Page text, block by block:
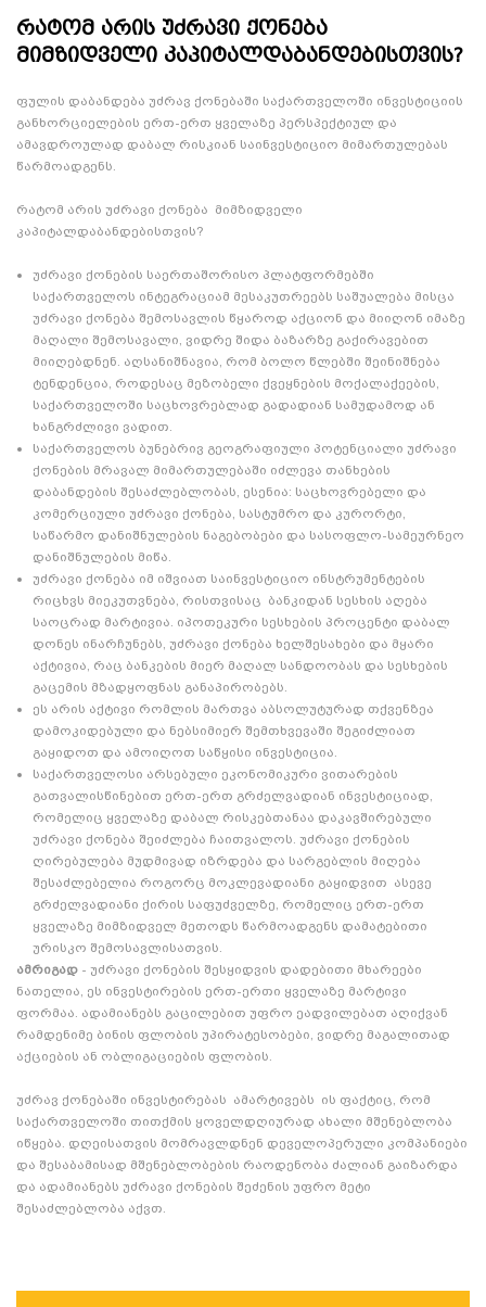
რატომ არის უძრავი ქონება
მიმზიდველი კაპიტალდაბანდებისთვის?
ფულის დაბანდება უძრავ ქონებაში საქართველოში ინვესტიციის
განხორციელების ერთ-ერთ ყველაზე პერსპექტიულ და
ამავდროულად დაბალ რისკიან საინვესტიციო მიმართულებას
წარმოადგენს.
რატომ არის უძრავი ქონება მიმზიდველი
კაპიტალდაბანდებისთვის?
უძრავი ქონების საერთაშორისო პლატფორმებში
საქართველოს ინტეგრაციამ მესაკუთრეებს საშუალება მისცა
უძრავი ქონება შემოსავლის წყაროდ აქციონ და მიიღონ იმაზე
მაღალი შემოსავალი, ვიდრე შიდა ბაზარზე გაქირავებით
მიიღებდნენ. აღსანიშნავია, რომ ბოლო წლებში შეინიშნება
ტენდენცია, როდესაც მეზობელი ქვეყნების მოქალაქეების,
საქართველოში საცხოვრებლად გადადიან სამუდამოდ ან
ხანგრძლივი ვადით.
საქართველოს ბუნებრივ გეოგრაფიული პოტენციალი უძრავი
ქონების მრავალ მიმართულებაში იძლევა თანხების
დაბანდების შესაძლებლობას, ესენია: საცხოვრებელი და
კომერციული უძრავი ქონება, სასტუმრო და კურორტი,
საწარმო დანიშნულების ნაგებობები და სასოფლო-სამეურნეო
დანიშნულების მიწა.
უძრავი ქონება იმ იშვიათ საინვესტიციო ინსტრუმენტების
რიცხვს მიეკუთვნება, რისთვისაც ბანკიდან სესხის აღება
საოცრად მარტივია. იპოთეკური სესხების პროცენტი დაბალ
დონეს ინარჩუნებს, უძრავი ქონება ხელშესახები და მყარი
აქტივია, რაც ბანკების მიერ მაღალ სანდოობას და სესხების
გაცემის მზადყოფნას განაპირობებს.
ეს არის აქტივი რომლის მართვა აბსოლუტურად თქვენზეა
დამოკიდებული და ნებსიმიერ შემთხვევაში შეგიძლიათ
გაყიდოთ და ამოიღოთ საწყისი ინვესტიცია.
საქართველოსი არსებული ეკონომიკური ვითარების
გათვალისწინებით ერთ-ერთ გრძელვადიან ინვესტიციად,
რომელიც ყველაზე დაბალ რისკებთანაა დაკავშირებული
უძრავი ქონება შეიძლება ჩაითვალოს. უძრავი ქონების
ღირებულება მუდმივად იზრდება და სარგებლის მიღება
შესაძლებელია როგორც მოკლევადიანი გაყიდვით ასევე
გრძელვადიანი ქირის საფუძველზე, რომელიც ერთ-ერთ
ყველაზე მიმზიდველ მეთოდს წარმოადგენს დამატებითი
ურისკო შემოსავლისათვის.
ამრიგად - უძრავი ქონების შესყიდვის დადებითი მხარეები
ნათელია, ეს ინვესტირების ერთ-ერთი ყველაზე მარტივი
ფორმაა. ადამიანებს გაცილებით უფრო ეადვილებათ აღიქვან
რამდენიმე ბინის ფლობის უპირატესობები, ვიდრე მაგალითად
აქციების ან ობლიგაციების ფლობის.
უძრავ ქონებაში ინვესტირებას ამარტივებს ის ფაქტიც, რომ
საქართველოში თითქმის ყოველდღიურად ახალი მშენებლობა
იწყება. დღეისათვის მომრავლდნენ დეველოპერული კომპანიები
და შესაბამისად მშენებლობების რაოდენობა ძალიან გაიზარდა
და ადამიანებს უძრავი ქონების შეძენის უფრო მეტი
შესაძლებლობა აქვთ.